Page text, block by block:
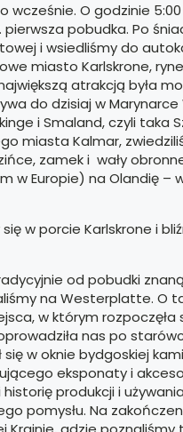
wcześnie. O godzinie
pierwsza pobudka. Po
i wsiedliśmy do
miasto Karlskrone,
atrakcją była
do dzisiaj w
i Smaland, czyli taka
miasta Kalmar,
zamek i wały
w Europie) na Olandię –
w porcie Karlskrone i
od pobudki
na Westerplatte. O
w którym
nas po
się w oknie bydgoskiej
eksponaty i
produkcji i
pomysłu. Na